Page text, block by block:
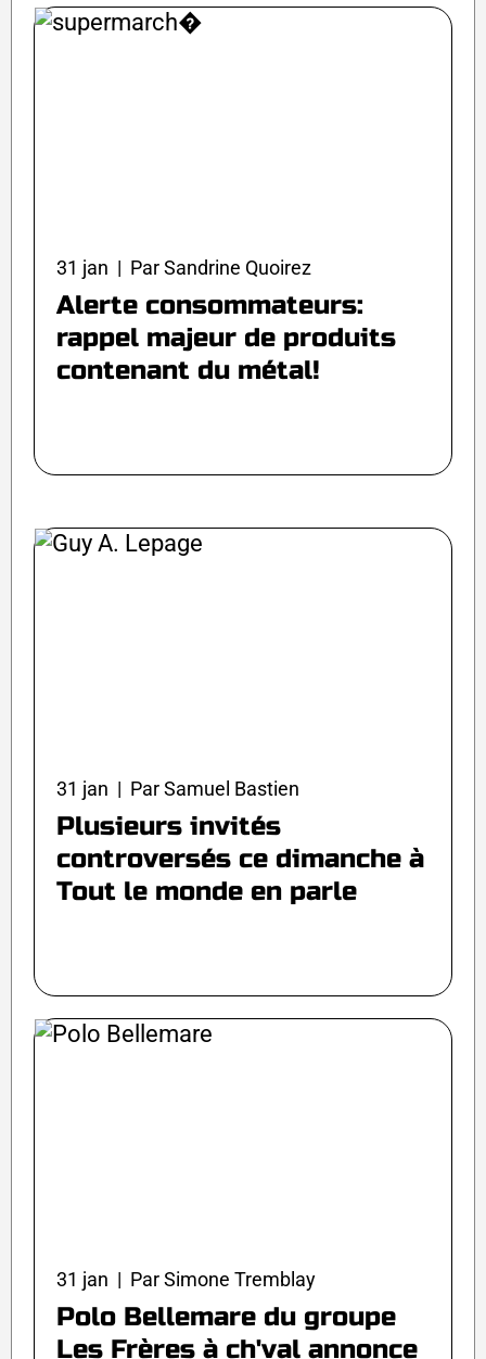
31 jan | Par Sandrine Quoirez
Alerte consommateurs:
rappel majeur de produits
contenant du métal!
31 jan | Par Samuel Bastien
Plusieurs invités
controversés ce dimanche à
Tout le monde en parle
31 jan | Par Simone Tremblay
Polo Bellemare du groupe
Les Frères à ch'val annonce